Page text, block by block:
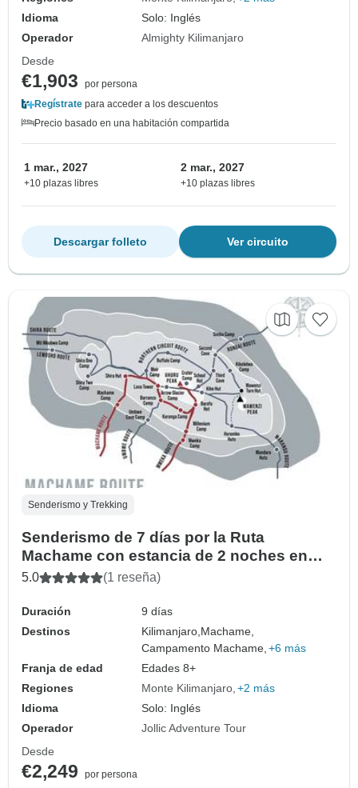
Idioma
Solo: Inglés
Operador
Almighty Kilimanjaro
Desde
€1,903
por persona
Regístrate para acceder a los descuentos
Precio basado en una habitación compartida
1 mar., 2027
+10 plazas libres
2 mar., 2027
+10 plazas libres
Ver circuito
Descargar folleto
Senderismo y Trekking
Senderismo de 7 días por la Ruta
Machame con estancia de 2 noches en
hotel antes y después de la ascensión en
5.0 (1 reseña)
Duración
9 días
Destinos
Kilimanjaro,Machame,
Campamento Machame, +6 más
Franja de edad
Edades 8+
Regiones
Monte Kilimanjaro +2 más
Idioma
Solo: Inglés
Operador
Jollic Adventure Tour
Desde
€2,249
por persona